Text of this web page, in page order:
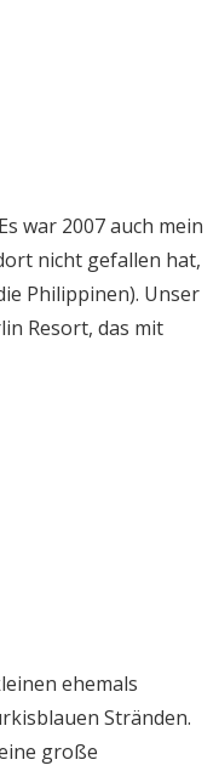
war 2007 auch mein
nicht gefallen hat,
Philippinen). Unser
Resort, das mit
ehemals
Stränden.
große